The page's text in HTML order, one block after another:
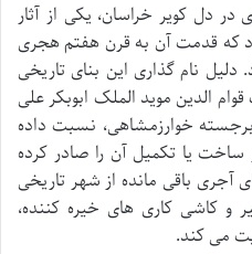
دل کویر خراسان، یکی از آثار
که قدمت آن به قرن هفتم هجری
دلیل نام گذاری این بنای تاریخی
الدین موید الملک ابوبکر علی
برجسته خوارزمشاهی، نسبت داده
یا تکمیل آن را صادر کرده
آجری باقی مانده از شهر تاریخی
و کاشی کاری های خیره کننده،
می کند.